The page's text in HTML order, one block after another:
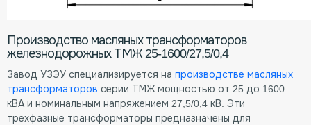
Производство масляных трансформаторов
железнодорожных ТМЖ 25-1600/27,5/0,4
Завод УЗЭУ специализируется на производстве масляных
трансформаторов серии ТМЖ мощностью от 25 до 1600
кВА и номинальным напряжением 27,5/0,4 кВ. Эти
трехфазные трансформаторы предназначены для